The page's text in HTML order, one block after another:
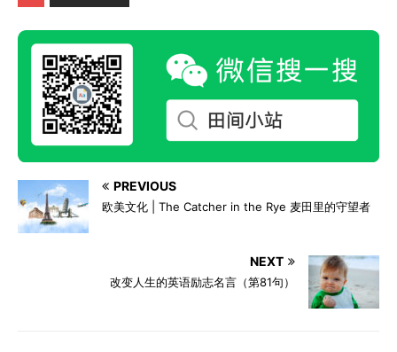
PREVIOUS
欧美文化 | The Catcher in the Rye 麦田里的守望者
NEXT
改变人生的英语励志名言（第81句）